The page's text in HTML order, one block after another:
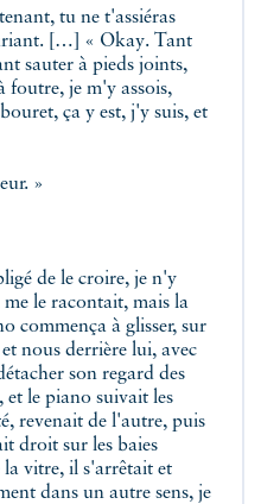
tu ne t'assiéras
[…] « Okay. Tant
sauter à pieds joints,
foutre, je m'y assois,
ça y est, j'y suis, et
»
de le croire, je n'y
le racontait, mais la
commença à glisser, sur
nous derrière lui, avec
son regard des
le piano suivait les
revenait de l'autre, puis
droit sur les baies
la vitre, il s'arrêtait et
dans un autre sens, je